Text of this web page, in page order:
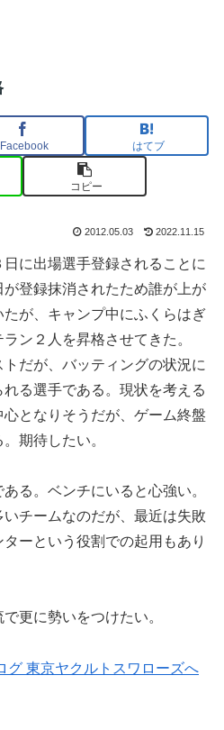
Facebook はてブ
コピー
2012.05.03 2022.11.15
に出場選手登録されることに
登録抹消されたため誰が上が
が、キャンプ中にふくらはぎ
ン２人を昇格させてきた。
だが、バッティングの状況に
る選手である。現状を考える
となりそうだが、ゲーム終盤
期待したい。
る。ベンチにいると心強い。
チームなのだが、最近は失敗
ーという役割での起用もあり
更に勢いをつけたい。